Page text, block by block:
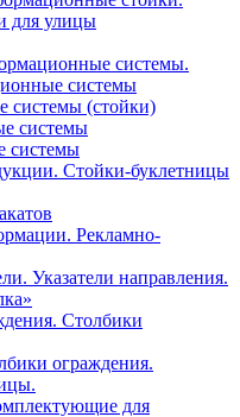
для улицы
системы.
системы
системы (стойки)
системы
системы
Стойки-буклетницы
Рекламно-
Указатели направления.
Столбики
ограждения.
для